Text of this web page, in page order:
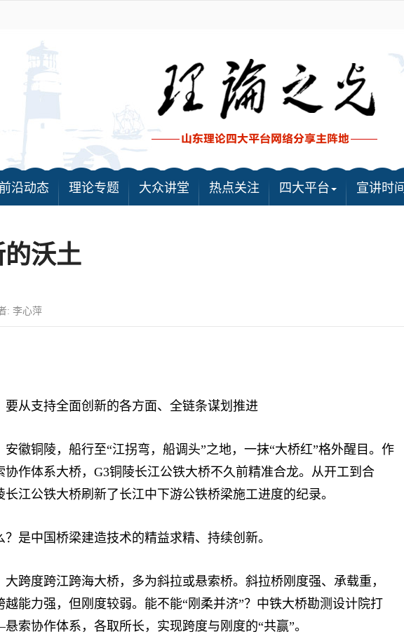
前沿动态 理论专题 大众讲堂 热点关注 四大平台 宣讲时间
沃土
: 李心萍
从支持全面创新的各方面、全链条谋划推进
铜陵，船行至“江拐弯，船调头”之地，一抹“大桥红”格外醒目。作
作体系大桥，G3铜陵长江公铁大桥不久前精准合龙。从开工到合
江公铁大桥刷新了长江中下游公铁桥梁施工进度的纪录。
中国桥梁建造技术的精益求精、持续创新。
度跨江跨海大桥，多为斜拉或悬索桥。斜拉桥刚度强、承载重，
能力强，但刚度较弱。能不能“刚柔并济”？中铁大桥勘测设计院打
索协作体系，各取所长，实现跨度与刚度的“共赢”。